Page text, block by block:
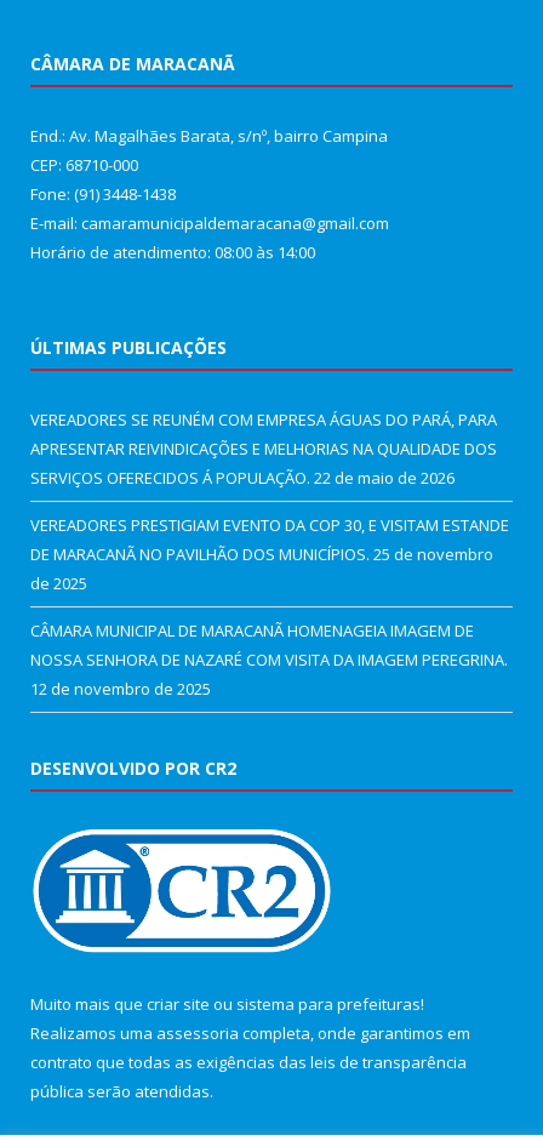
CÂMARA DE MARACANÃ
End.: Av. Magalhães Barata, s/nº, bairro Campina
CEP: 68710-000
Fone: (91) 3448-1438
E-mail: camaramunicipaldemaracana@gmail.com
Horário de atendimento: 08:00 às 14:00
ÚLTIMAS PUBLICAÇÕES
VEREADORES SE REUNÉM COM EMPRESA ÁGUAS DO PARÁ, PARA
APRESENTAR REIVINDICAÇÕES E MELHORIAS NA QUALIDADE DOS
SERVIÇOS OFERECIDOS Á POPULAÇÃO. 22 de maio de 2026
VEREADORES PRESTIGIAM EVENTO DA COP 30, E VISITAM ESTANDE
DE MARACANÃ NO PAVILHÃO DOS MUNICÍPIOS. 25 de novembro
de 2025
CÂMARA MUNICIPAL DE MARACANÃ HOMENAGEIA IMAGEM DE
NOSSA SENHORA DE NAZARÉ COM VISITA DA IMAGEM PEREGRINA.
12 de novembro de 2025
DESENVOLVIDO POR CR2
Muito mais que criar site ou sistema para prefeituras!
Realizamos uma assessoria completa, onde garantimos em
contrato que todas as exigências das leis de transparência
pública serão atendidas.